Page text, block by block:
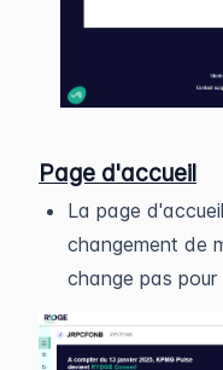
Page d'accueil
La page
changement de
change pas pour